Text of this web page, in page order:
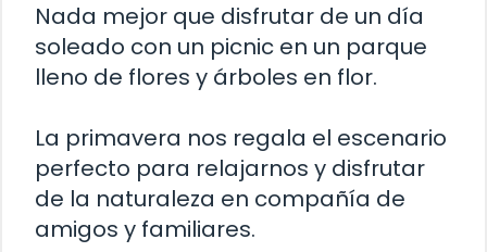
Nada mejor que disfrutar de un día
soleado con un picnic en un parque
lleno de flores y árboles en flor.
La primavera nos regala el escenario
perfecto para relajarnos y disfrutar
de la naturaleza en compañía de
amigos y familiares.